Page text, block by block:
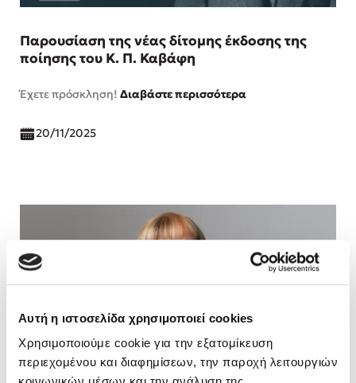
Αυτή η ιστοσελίδα χρησιμοποιεί cookies
Χρησιμοποιούμε cookie για την εξατομίκευση
περιεχομένου και διαφημίσεων, την παροχή λειτουργιών
Παρουσίαση της νέας δίτομης έκδοσης της
ποίησης του Κ. Π. Καβάφη
Έχετε πρόσκληση! Διαβάστε περισσότερα
20/11/2025